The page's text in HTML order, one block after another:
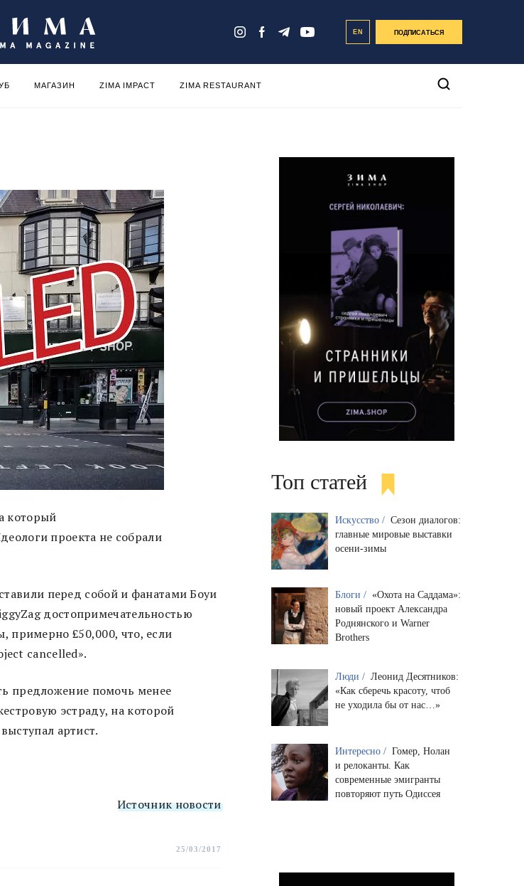
EN ПОДПИСАТЬСЯ
МАГАЗИН ZIMA IMPACT ZIMA RESTAURANT
который
проекта не собрали
перед собой и фанатами Боуи
достопримечательностью
примерно £50,000, что, если
cancelled».
предложение помочь менее
эстраду, на которой
артист.
Источник новости
25/03/2017
Топ статей
Искусство / Сезон диалогов:
главные мировые выставки
осени-зимы
Блоги / «Охота на Саддама»:
новый проект Александра
Роднянского и Warner
Brothers
Люди / Леонид Десятников:
«Как сберечь красоту, чтоб
не уходила бы от нас…»
Интересно / Гомер, Нолан
и релоканты. Как
современные эмигранты
повторяют путь Одиссея